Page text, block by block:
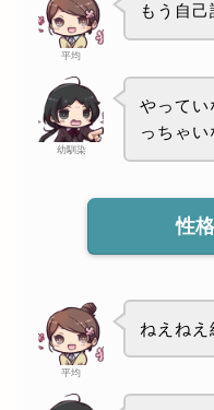
平均
もう自己
幼馴染
やってい
っちゃい
性
平均
ねえねえ